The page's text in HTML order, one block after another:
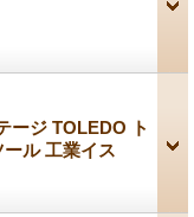
ージ TOLEDO ト
ル 工業イス